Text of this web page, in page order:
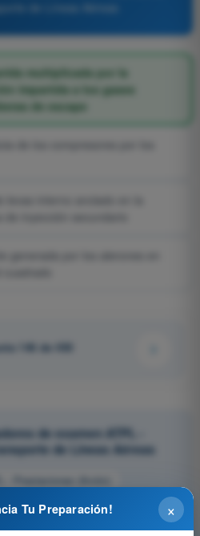
multiplicada por la
impartida a los gases
de escape
146 de 450
de examen ATPL -
de Líneas Aéreas
- Prestaciones (Avión)
- Prestaciones (Avión)
(Avión)
×
Tu Preparación!